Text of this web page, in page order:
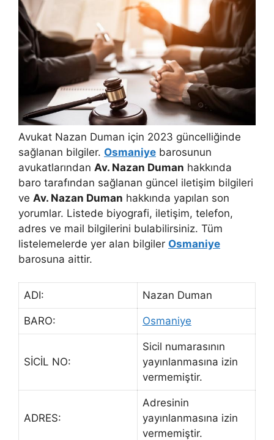
Avukat Nazan Duman için 2023 güncelliğinde
sağlanan bilgiler. Osmaniye barosunun
avukatlarından Av. Nazan Duman hakkında
baro tarafından sağlanan güncel iletişim bilgileri
ve Av. Nazan Duman hakkında yapılan son
yorumlar. Listede biyografi, iletişim, telefon,
adres ve mail bilgilerini bulabilirsiniz. Tüm
listelemelerde yer alan bilgiler Osmaniye
barosuna aittir.
ADI: Nazan Duman
BARO: Osmaniye
SİCİL NO:
Sicil numarasının
yayınlanmasına izin
vermemiştir.
ADRES:
Adresinin
yayınlanmasına izin
vermemiştir.